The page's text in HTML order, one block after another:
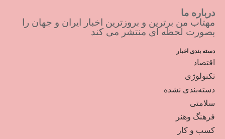
درباره ما
مهتاب من برترین و بروزترین اخبار ایران و جهان را
بصورت لحظه ای منتشر می کند
دسته بندی اخبار
اقتصاد
تکنولوژی
دسته‌بندی نشده
سلامتی
فرهنگ وهنر
کسب و کار